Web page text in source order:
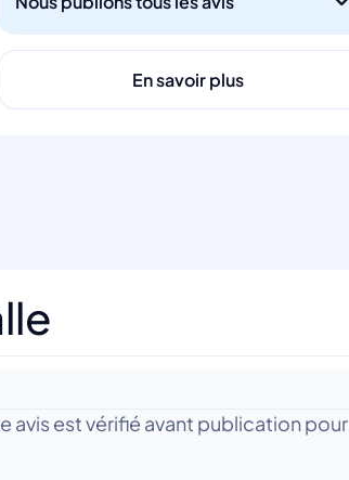
En savoir plus
avis est vérifié avant publication pour